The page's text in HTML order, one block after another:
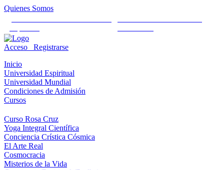
Quienes Somos
Acceso
Registrarse
Inicio
Universidad Espiritual
Universidad Mundial
Condiciones de Admisión
Cursos
Curso Rosa Cruz
Yoga Integral Científica
Conciencia Crística Cósmica
El Arte Real
Cosmocracia
Misterios de la Vida